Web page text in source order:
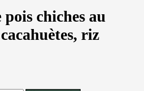
chiches au
riz